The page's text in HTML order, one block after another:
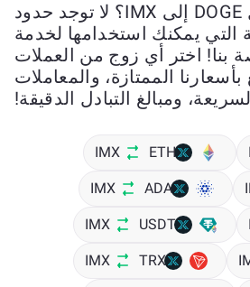
لا تريد تحويل DOGE إلى IMX؟ لا توجد حدود
التي يمكنك استخدامها لخدمة
بنا! اختر أي زوج من العملات
الممتازة، والمعاملات
ومبالغ التبادل الدقيقة!
ETH
IMX
ADA
IMX
USDT
IMX
TRX
IMX